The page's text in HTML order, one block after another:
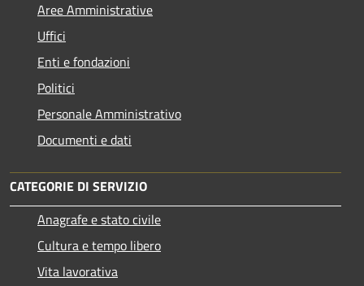
Aree Amministrative
Uffici
Enti e fondazioni
Politici
Personale Amministrativo
Documenti e dati
CATEGORIE DI SERVIZIO
Anagrafe e stato civile
Cultura e tempo libero
Vita lavorativa